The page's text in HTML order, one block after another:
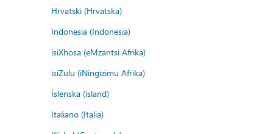
Hrvatski (Hrvatska)
Indonesia (Indonesia)
isiXhosa (eMzantsi Afrika)
isiZulu (iNingizimu Afrika)
Íslenska (ísland)
Italiano (Italia)